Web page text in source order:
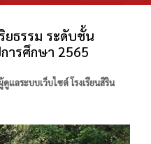
ยธรรม ระดับชั้น
ารศึกษา 2565
ดูแลระบบเว็บไซต์ โรงเรียนสิริน